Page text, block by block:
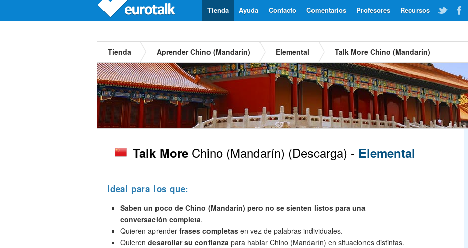
Recursos
Profesores
Comentarios
Contacto
Ayuda
Tienda
Tienda Aprender Chino (Mandarín) Elemental Talk More Chino (Mandarín)
Talk More Chino (Mandarín) (Descarga) - Elemental
Ideal para los que:
Saben un poco de Chino (Mandarín) pero no se sienten listos para una
conversación completa.
Quieren aprender frases completas en vez de palabras individuales.
Quieren desarollar su confianza para hablar Chino (Mandarín) en situaciones distintas.